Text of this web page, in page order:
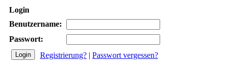
Login
Benutzername:
Passwort:
Registrierung? | Passwort vergessen?